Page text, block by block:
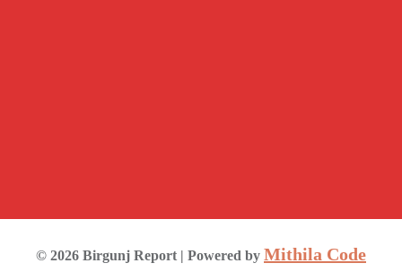
© 2026 Birgunj Report | Powered by Mithila Code